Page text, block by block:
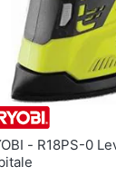
0 Levigatrice